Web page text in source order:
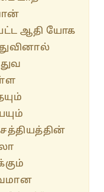
ஆதி யோக